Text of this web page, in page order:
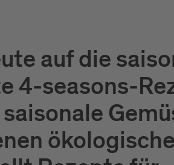
auf die
4-seasons-